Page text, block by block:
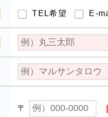
TEL希望 E-
〒